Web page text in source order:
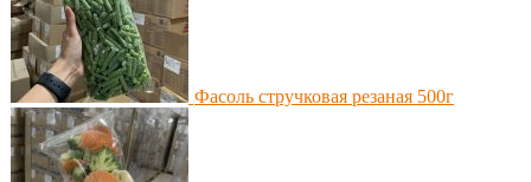
Фасоль стручковая резаная 500г